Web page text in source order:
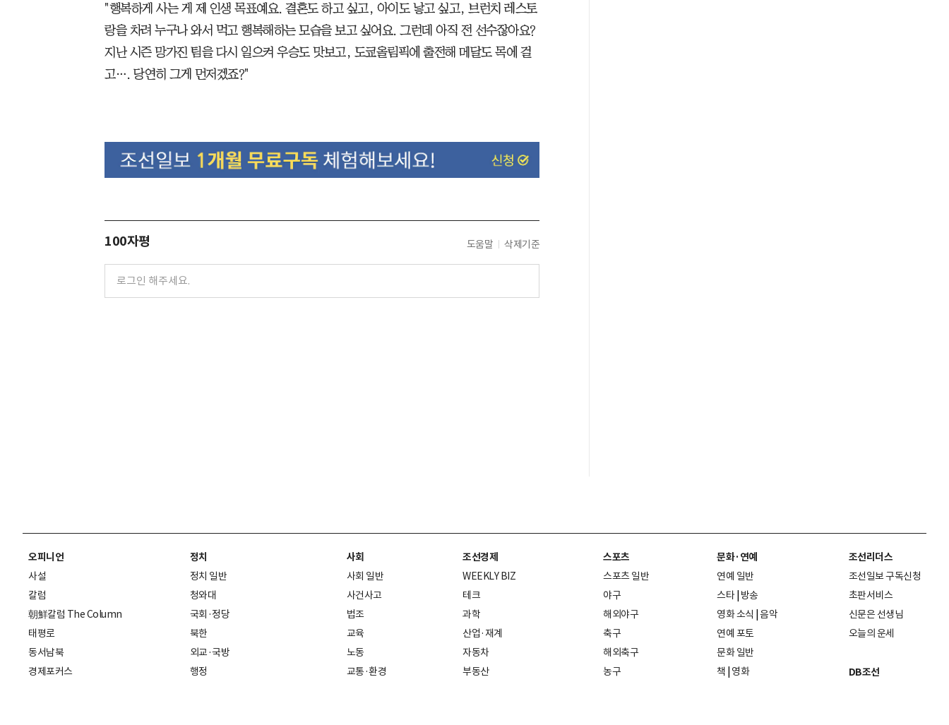
"행복하게 사는 게 제 인생 목표예요. 결혼도 하고 싶고, 아이도 낳고 싶고, 브런치 레스토
랑을 차려 누구나 와서 먹고 행복해하는 모습을 보고 싶어요. 그런데 아직 전 선수잖아요?
지난 시즌 망가진 팀을 다시 일으켜 우승도 맛보고, 도쿄올림픽에 출전해 메달도 목에 걸
고…. 당연히 그게 먼저겠죠?"
100자평 도움말 삭제기준
오피니언
사설
칼럼
朝鮮칼럼 The Column
태평로
동서남북
경제포커스
정치
정치 일반
청와대
국회·정당
북한
외교·국방
행정
사회
사회 일반
사건사고
법조
교육
노동
교통·환경
조선경제
WEEKLY BIZ
테크
과학
산업·재계
자동차
부동산
스포츠
스포츠 일반
야구
해외야구
축구
해외축구
농구
문화·연예
연예 일반
스타 방송
영화 소식 음악
연예 포토
문화 일반
책
영화
조선리더스
조선일보 구독신청
초판서비스
신문은 선생님
오늘의 운세
DB조선